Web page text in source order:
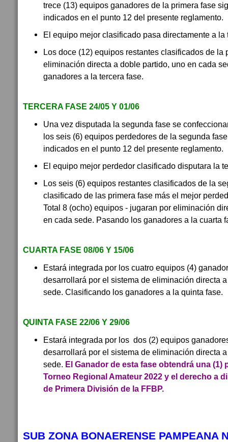
trece (13) equipos ganadores de la primera fase
indicados en el punto 12 del presente reglamento.
El equipo mejor clasificado pasa directamente a la
Los doce (12) equipos restantes clasificados de la
eliminación directa a doble partido, uno en cada
ganadores a la tercera fase.
TERCERA FASE 24/05 Y 01/06
Una vez disputada la segunda fase se
los seis (6) equipos perdedores de la segunda
indicados en el punto 12 del presente reglamento.
El equipo mejor perdedor clasificado disputara la
Los seis (6) equipos restantes clasificados de la
clasificado de las primera fase más el mejor
Total 8 (ocho) equipos - jugaran por eliminación
en cada sede. Pasando los ganadores a la cuarta
CUARTA FASE 08/06 Y 15/06
Estará integrada por los cuatro equipos (4)
desarrollará por el sistema de eliminación directa
sede. Clasificando los ganadores a la quinta fase.
QUINTA FASE 22/06 Y 29/06
Estará integrada por los dos (2) equipos
desarrollará por el sistema de eliminación directa
sede. El Ganador de esta fase obtendrá una (1)
Torneo Regional Amateur 2022 y el derecho a
de Primera División de la FFBP.
SUB ZONA BONAERENSE PAMPEANA